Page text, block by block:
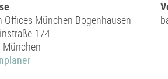
Offices München Bogenhausen
174
München